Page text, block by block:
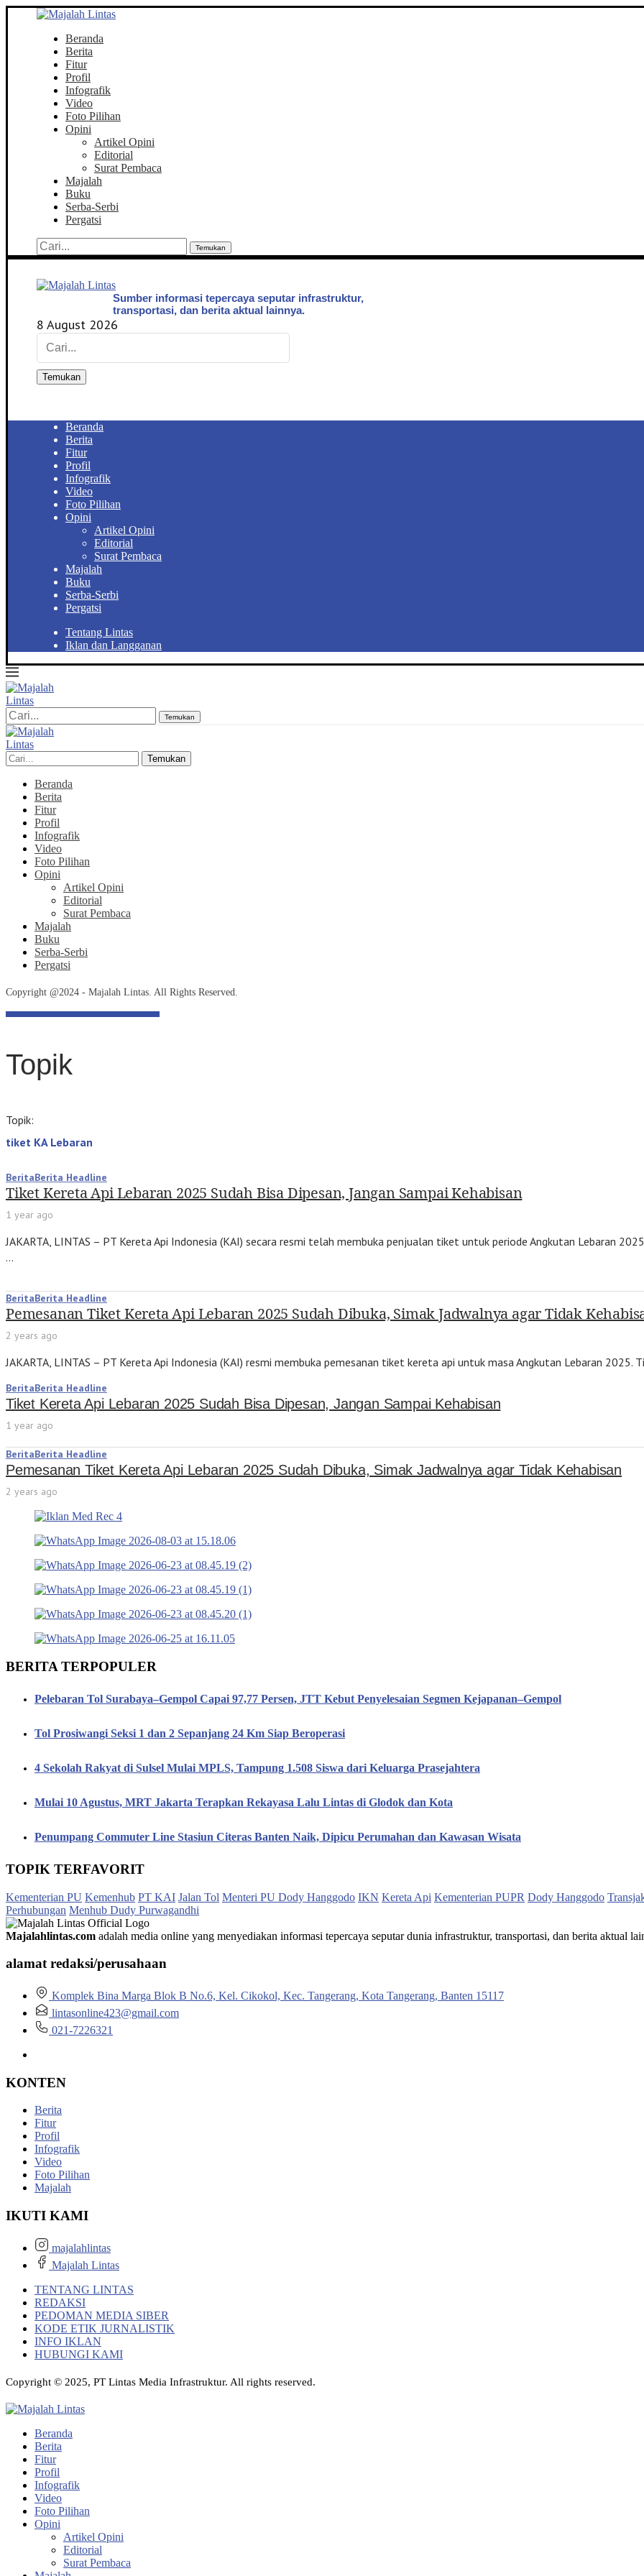
Beranda
Berita
Fitur
Profil
Infografik
Video
Foto Pilihan
Opini
Artikel Opini
Editorial
Surat Pembaca
Majalah
Buku
Serba-Serbi
Pergatsi
Temukan
Sumber informasi tepercaya seputar infrastruktur,
transportasi, dan berita aktual lainnya.
8 August 2026
Temukan
Beranda
Berita
Fitur
Profil
Infografik
Video
Foto Pilihan
Opini
Artikel Opini
Editorial
Surat Pembaca
Majalah
Buku
Serba-Serbi
Pergatsi
Tentang Lintas
Iklan dan Langganan
Temukan
Temukan
Beranda
Berita
Fitur
Profil
Infografik
Video
Foto Pilihan
Opini
Artikel Opini
Editorial
Surat Pembaca
Majalah
Buku
Serba-Serbi
Pergatsi
Copyright @2024 - Majalah Lintas. All Rights Reserved.
Topik
Topik:
tiket KA Lebaran
BeritaBerita Headline
Tiket Kereta Api Lebaran 2025 Sudah Bisa Dipesan, Jangan Sampai Kehabisan
1 year ago
JAKARTA, LINTAS – PT Kereta Api Indonesia (KAI) secara resmi telah membuka penjualan tiket untuk periode Angkutan Lebaran
…
BeritaBerita Headline
Pemesanan Tiket Kereta Api Lebaran 2025 Sudah Dibuka, Simak Jadwalnya agar Tidak
2 years ago
JAKARTA, LINTAS – PT Kereta Api Indonesia (KAI) resmi membuka pemesanan tiket kereta api untuk masa Angkutan Lebaran 2025.
BeritaBerita Headline
Tiket Kereta Api Lebaran 2025 Sudah Bisa Dipesan, Jangan Sampai Kehabisan
1 year ago
BeritaBerita Headline
Pemesanan Tiket Kereta Api Lebaran 2025 Sudah Dibuka, Simak Jadwalnya agar Tidak Kehabisan
2 years ago
BERITA TERPOPULER
Pelebaran Tol Surabaya–Gempol Capai 97,77 Persen, JTT Kebut Penyelesaian Segmen Kejapanan–Gempol
Tol Prosiwangi Seksi 1 dan 2 Sepanjang 24 Km Siap Beroperasi
4 Sekolah Rakyat di Sulsel Mulai MPLS, Tampung 1.508 Siswa dari Keluarga Prasejahtera
Mulai 10 Agustus, MRT Jakarta Terapkan Rekayasa Lalu Lintas di Glodok dan Kota
Penumpang Commuter Line Stasiun Citeras Banten Naik, Dipicu Perumahan dan Kawasan Wisata
TOPIK TERFAVORIT
Kementerian PU Kemenhub PT KAI Jalan Tol Menteri PU Dody Hanggodo IKN Kereta Api Kementerian PUPR Dody Hanggodo
Perhubungan Menhub Dudy Purwagandhi
Majalahlintas.com adalah media online yang menyediakan informasi tepercaya seputar dunia infrastruktur, transportasi, dan berita aktual
alamat redaksi/perusahaan
Komplek Bina Marga Blok B No.6, Kel. Cikokol, Kec. Tangerang, Kota Tangerang, Banten 15117
lintasonline423@gmail.com
021-7226321
KONTEN
Berita
Fitur
Profil
Infografik
Video
Foto Pilihan
Majalah
IKUTI KAMI
majalahlintas
Majalah Lintas
TENTANG LINTAS
REDAKSI
PEDOMAN MEDIA SIBER
KODE ETIK JURNALISTIK
INFO IKLAN
HUBUNGI KAMI
Copyright © 2025, PT Lintas Media Infrastruktur. All rights reserved.
Beranda
Berita
Fitur
Profil
Infografik
Video
Foto Pilihan
Opini
Artikel Opini
Editorial
Surat Pembaca